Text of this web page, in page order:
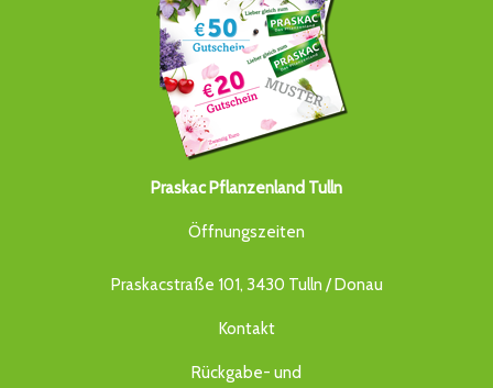
Praskac Pflanzenland Tulln
Öffnungszeiten
Praskacstraße 101, 3430 Tulln / Donau
Kontakt
Rückgabe- und